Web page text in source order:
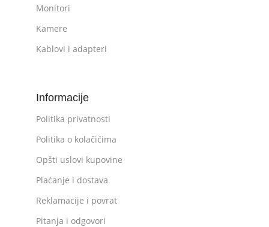
Monitori
Kamere
Kablovi i adapteri
Informacije
Politika privatnosti
Politika o kolačićima
Opšti uslovi kupovine
Plaćanje i dostava
Reklamacije i povrat
Pitanja i odgovori